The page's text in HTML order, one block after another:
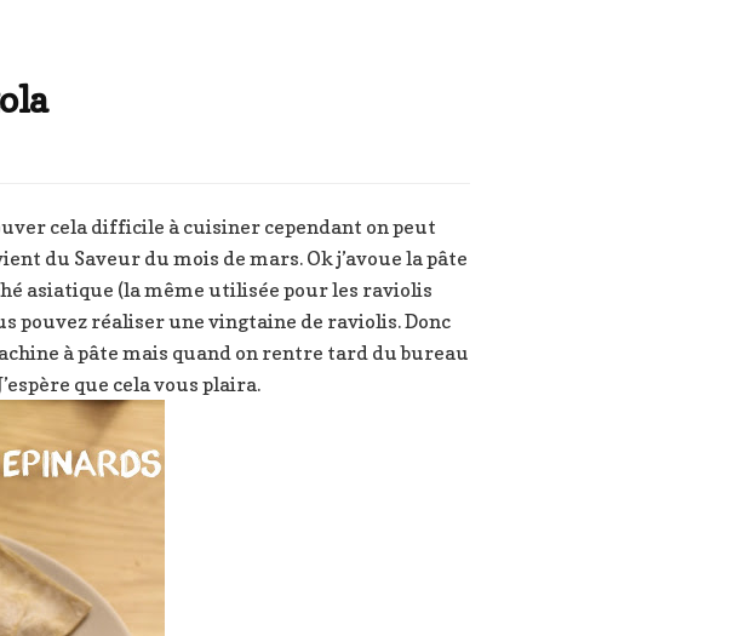
cela difficile à cuisiner cependant on peut
du Saveur du mois de mars. Ok j’avoue la pâte
asiatique (la même utilisée pour les raviolis
pouvez réaliser une vingtaine de raviolis. Donc
à pâte mais quand on rentre tard du bureau
que cela vous plaira.